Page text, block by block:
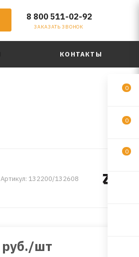
8 800 511-02-92
ЗАКАЗАТЬ ЗВОНОК
КОНТАКТЫ
Артикул: 132200/132608
руб./шт
0
0
0